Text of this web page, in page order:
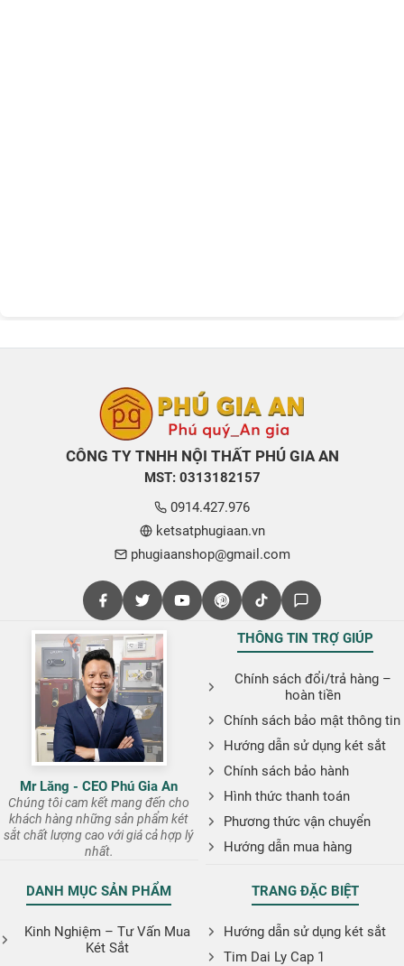
CÔNG TY TNHH NỘI THẤT PHÚ GIA AN
MST: 0313182157
0914.427.976
ketsatphugiaan.vn
phugiaanshop@gmail.com
Mr Lăng - CEO Phú Gia An
Chúng tôi cam kết mang đến cho
khách hàng những sản phẩm két
sắt chất lượng cao với giá cả hợp lý
nhất.
THÔNG TIN TRỢ GIÚP
Chính sách đổi/trả hàng –
hoàn tiền
Chính sách bảo mật thông tin
Hướng dẫn sử dụng két sắt
Chính sách bảo hành
Hình thức thanh toán
Phương thức vận chuyển
Hướng dẫn mua hàng
DANH MỤC SẢN PHẨM
Kinh Nghiệm – Tư Vấn Mua
Két Sắt
TRANG ĐẶC BIỆT
Hướng dẫn sử dụng két sắt
Tim Dai Ly Cap 1